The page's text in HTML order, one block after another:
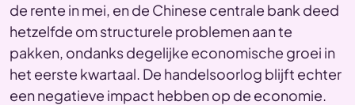
de rente in mei, en de Chinese centrale bank deed
hetzelfde om structurele problemen aan te
pakken, ondanks degelijke economische groei in
het eerste kwartaal. De handelsoorlog blijft echter
een negatieve impact hebben op de economie.